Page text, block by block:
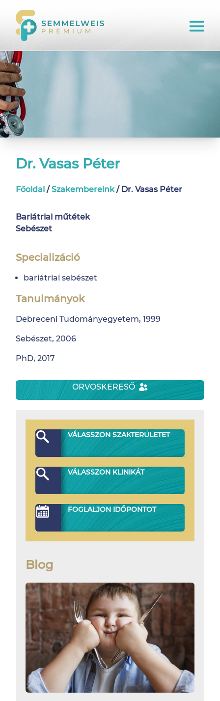
Dr. Vasas Péter
Főoldal / Szakembereink /Dr. Vasas Péter
Bariátriai műtétek
Sebészet
Specializáció
bariátriai sebészet
Tanulmányok
Debreceni Tudományegyetem, 1999
Sebészet, 2006
PhD, 2017
ORVOSKERESŐ
VÁLASSZON SZAKTERÜLETET
VÁLASSZON KLINIKÁT
FOGLALJON IDŐPONTOT
Blog